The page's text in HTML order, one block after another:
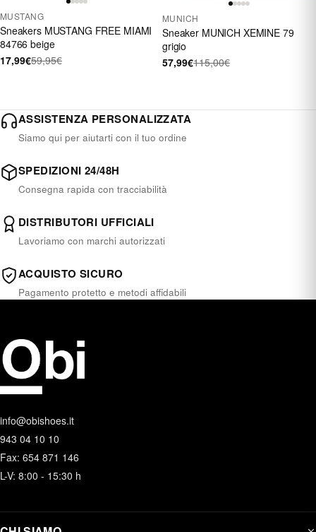
MUSTANG
Sneakers MUSTANG FREE MIAMI
84766 beige
17,99€59,95€
MUNICH
Sneaker MUNICH XEMINE 79
grigio
57,99€115,00€
ASSISTENZA PERSONALIZZATA
Siamo qui per aiutarti con il tuo ordine
SPEDIZIONI 24/48H
Consegna rapida con tracciabilità
DISTRIBUTORI UFFICIALI
Lavoriamo con marchi autorizzati
ACQUISTO SICURO
Pagamento protetto e metodi affidabili
info@obishoes.it
943 04 10 10
Fax: 654 871 146
L-V: 8:00 - 15:30 h